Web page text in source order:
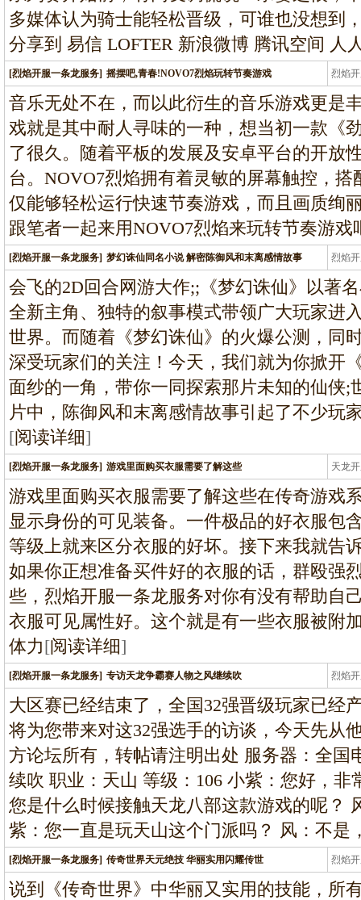
多媒体认为骑士能轻松晋级，可谁也没想
分享到 易信 LOFTER 新浪微博 腾讯空间 人
[烈焰开服一条龙服务] 摇摆吧,青春!NOVO7烈焰玩转节奏游戏 烈焰
龙
音乐无处不在，而以此衍生的音乐游戏更是
戏就是其中耐人寻味的一种，想当初一款《
了很久。随着平板的发展及安卓平台的开放
台。NOVO7烈焰拥有着灵敏的屏幕触控，搭
仅能够轻松运行快速节奏游戏，而且画质绚
跟笔者一起来用NOVO7烈焰来玩转节奏游戏
[烈焰开服一条龙服务] 梦幻诛仙同名小说 解密陈御风和末离感情故事 烈焰
龙
会飞的2D回合网游大作;;《梦幻诛仙》以著
全新主角、独特的叙事模式带领广大玩家进
世界。而随着《梦幻诛仙》的火爆公测，同
深受玩家们的关注！今天，我们就为你掀开
面纱的一角，带你一同探索那片未知的仙侠;
片中，陈御风和末离感情故事引起了不少玩
[阅读详细]
[烈焰开服一条龙服务] 游戏里面购买衣服需要了解这些 天龙
龙
游戏里面购买衣服需要了解这些在传奇游戏
显示身份的可见装备。一件极品的好衣服包
等级上就来区分衣服的好坏。接下来我就告
如果你正想准备买件好的衣服的话，群殴强
些，烈焰开服一条龙服务对你有没有帮助自
衣服可见属性好。这个就是有一些衣服被附
体力[阅读详细]
[烈焰开服一条龙服务] 专访天龙争霸赛人物之风继续吹 烈焰
龙
大区赛已经结束了，全国32强晋级玩家已经
将为您带来对这32强选手的访谈，今天先从
方论坛所有，转帖请注明出处 服务器：全国
续吹 职业：天山 等级：106 小紫：您好，
您是什么时候接触天龙八部这款游戏的呢？
紫：您一直是玩天山这个门派吗？ 风：不是
[烈焰开服一条龙服务] 传奇世界天元绝技 华丽实用闪耀传世 烈焰
龙
说到《传奇世界》中华丽又实用的技能，所